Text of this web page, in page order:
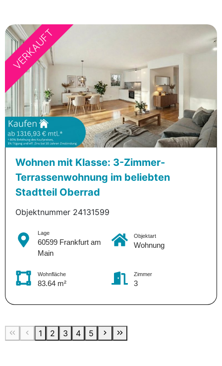
VERKAUFT
Wohnen mit Klasse: 3-Zimmer-
Terrassenwohnung im beliebten
Stadtteil Oberrad
Objektnummer 24131599
Lage
60599 Frankfurt am
Main
Objektart
Wohnung
Wohnfläche
83.64 m²
Zimmer
3
1 2 3 4 5